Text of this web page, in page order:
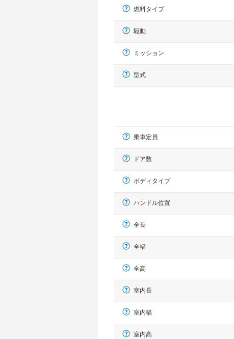
燃料タイプ
駆動
ミッション
型式
乗車定員
ドア数
ボディタイプ
ハンドル位置
全長
全幅
全高
室内長
室内幅
室内高